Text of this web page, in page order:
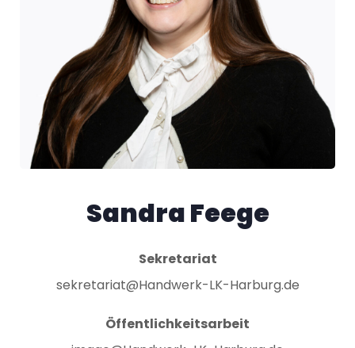
Sandra Feege
Sekretariat
sekretariat@Handwerk-LK-Harburg.de
Öffentlichkeitsarbeit